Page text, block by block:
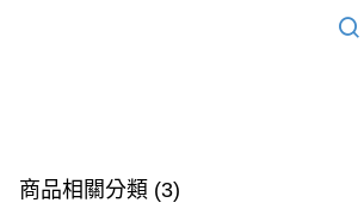
商品相關分類 (3)